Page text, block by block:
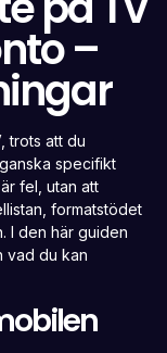
–
trots att du
specifikt
fel, utan att
formatstödet
I den här guiden
vad du kan